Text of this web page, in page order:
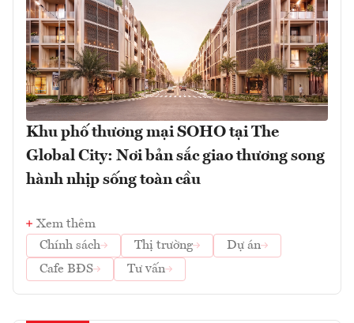
Khu phố thương mại SOHO tại The
Global City: Nơi bản sắc giao thương song
hành nhịp sống toàn cầu
Xem thêm
Chính sách
Thị trường
Dự án
Cafe BĐS
Tư vấn